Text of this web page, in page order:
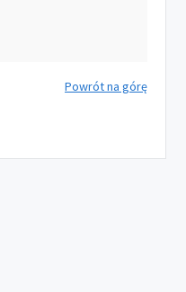
Powrót na górę